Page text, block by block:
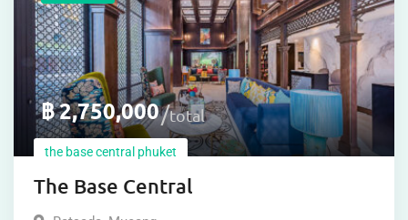
฿2,750,000 total
the base central phuket
The Base Central